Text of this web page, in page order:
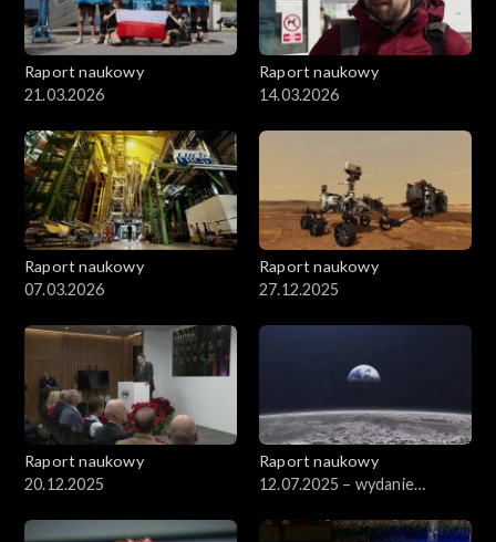
Raport naukowy
21.03.2026
Raport naukowy
14.03.2026
Raport naukowy
07.03.2026
Raport naukowy
27.12.2025
Raport naukowy
20.12.2025
Raport naukowy
12.07.2025 – wydanie